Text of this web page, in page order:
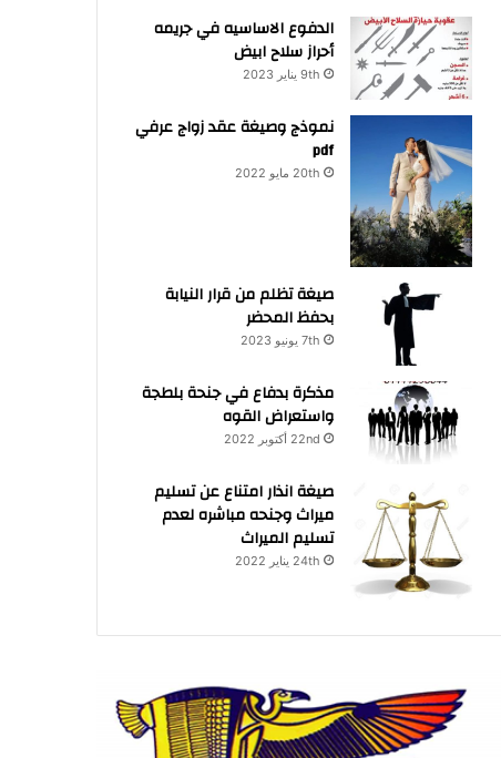
الدفوع الاساسيه في جريمه
أحراز سلاح ابيض
9th يناير 2023
نموذج وصيغة عقد زواج عرفي
pdf
20th مايو 2022
صيغة تظلم من قرار النيابة
بحفظ المحضر
7th يونيو 2023
مذكرة بدفاع في جنحة بلطجة
واستعراض القوه
22nd أكتوبر 2022
صيغة انذار امتناع عن تسليم
ميراث وجنحه مباشره لعدم
تسليم الميراث
24th يناير 2022